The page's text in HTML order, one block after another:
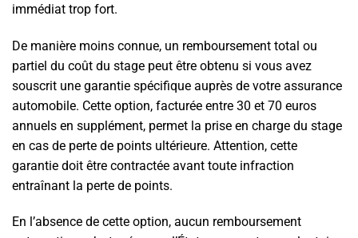
immédiat trop fort.
De manière moins connue, un remboursement total ou
partiel du coût du stage peut être obtenu si vous avez
souscrit une garantie spécifique auprès de votre assurance
automobile. Cette option, facturée entre 30 et 70 euros
annuels en supplément, permet la prise en charge du stage
en cas de perte de points ultérieure. Attention, cette
garantie doit être contractée avant toute infraction
entraînant la perte de points.
En l’absence de cette option, aucun remboursement